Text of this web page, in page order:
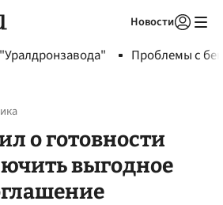
Новости
Проблемы с
о готовности
выгодное